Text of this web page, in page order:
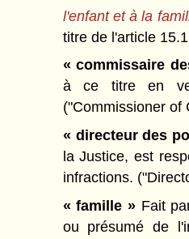
l'enfant et à la
titre de l'article
« commissaire
à ce titre en
("Commissioner of
« directeur des
la Justice, est
infractions.
« famille » Fait
ou présumé de